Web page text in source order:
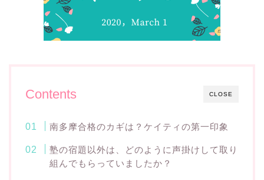
CLOSE
Contents
南多摩合格のカギは？ケイティの第一印象
塾の宿題以外は、どのように声掛けして取り
組んでもらっていましたか？